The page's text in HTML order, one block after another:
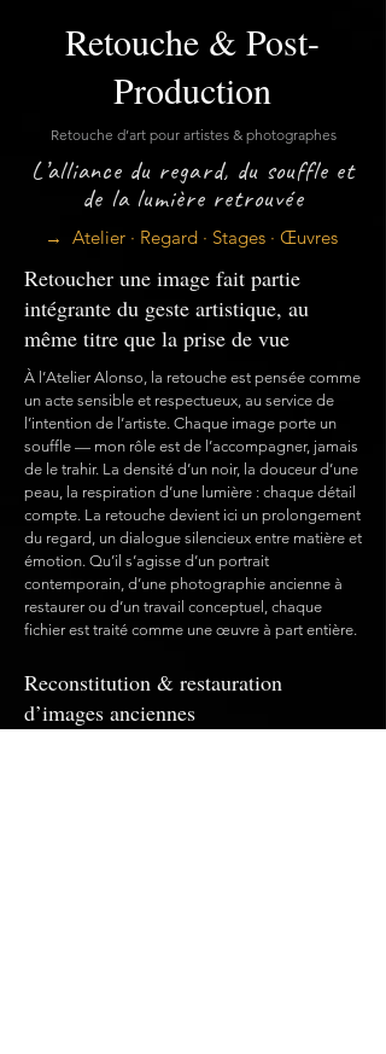
Retouche & Post-
Production
Retouche d’art pour artistes & photographes
L’alliance du regard, du souffle et
de la lumière retrouvée
→ Atelier · Regard · Stages· Œuvres
Retoucher une image fait partie
intégrante du geste artistique, au
même titre que la prise de vue
À l’Atelier Alonso, la retouche est pensée comme
un acte sensible et respectueux, au service de
l’intention de l’artiste. Chaque image porte un
souffle — mon rôle est de l’accompagner, jamais
de le trahir. La densité d’un noir, la douceur d’une
peau, la respiration d’une lumière : chaque détail
compte. La retouche devient ici un prolongement
du regard, un dialogue silencieux entre matière et
émotion. Qu’il s’agisse d’un portrait
contemporain, d’une photographie ancienne à
restaurer ou d’un travail conceptuel, chaque
fichier est traité comme une œuvre à part entière.
Reconstitution & restauration
d’images anciennes